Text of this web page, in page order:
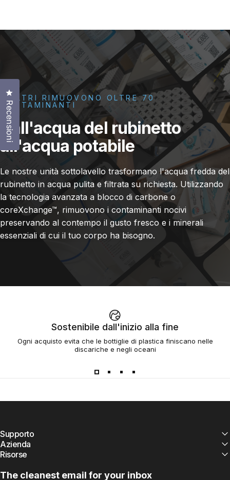
I FILTRI RIMUOVONO OLTRE 70
CONTAMINANTI
Dall'acqua del rubinetto
all'acqua potabile
Le nostre unità sottolavello trasformano l'acqua fredda del
rubinetto in acqua pulita e filtrata su richiesta. Utilizzando
la tecnologia avanzata a blocco di carbone o
coreXchange™, rimuovono i contaminanti nocivi
preservando al contempo il gusto fresco e i minerali
essenziali di cui il tuo corpo ha bisogno.
Sostenibile dall'inizio alla fine
Ogni acquisto evita che le bottiglie di plastica finiscano nelle
discariche e negli oceani
Supporto
Azienda
Risorse
The cleanest email for your inbox
Recensioni
Clicca per aprire la finestra delle recensioni